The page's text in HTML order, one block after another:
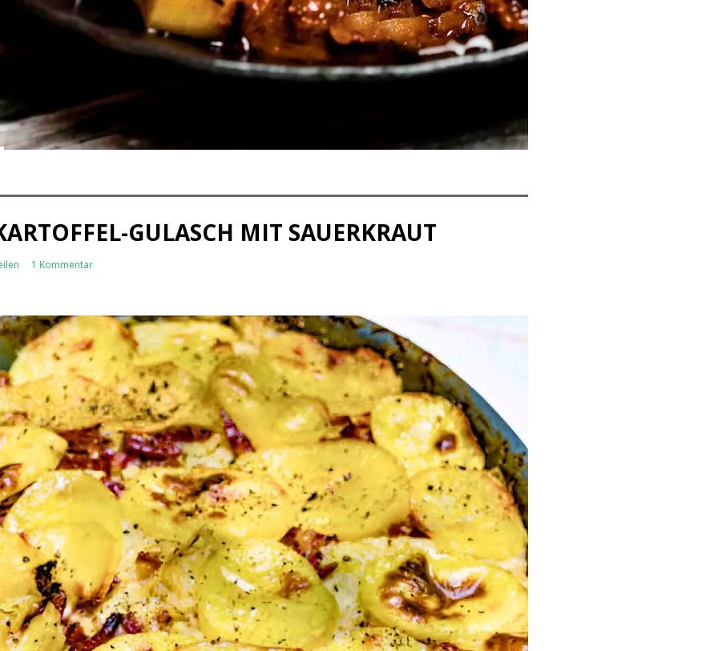
GULASCH MIT SAUERKRAUT
1 Kommentar